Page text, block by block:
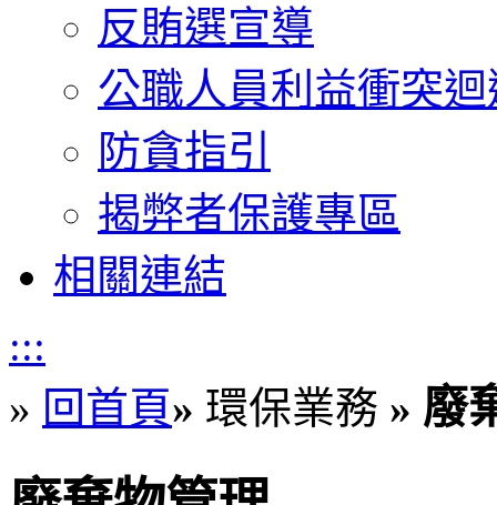
反賄選宣導
公職人員利益衝突
防貪指引
揭弊者保護專區
相關連結
:::
» 回首頁» 環保業務 » 廢